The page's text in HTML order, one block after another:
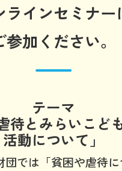
ラインセミナー
参加ください。
テーマ
待とみらいこど
活動について」
団では「貧困や虐待